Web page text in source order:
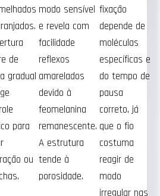
de
gradual
para
ou
modo sensível
e revela com
facilidade
reflexos
amarelados
devido à
feomelanina
remanescente.
A estrutura
tende à
porosidade.
fixação
depende de
moléculas
específicas e
do tempo de
pausa
correto, já
que o fio
costuma
reagir de
modo
irregular nas